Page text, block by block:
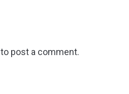
to post a comment.